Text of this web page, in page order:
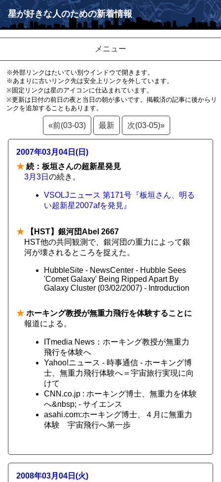
星が好きな人のための新着情報
メニュー
※外部リンクはたいてい別ウインドウで開きます。
※あまりに古いリンク先は安全上リンクを外しています。
※固定リンクは星のアイコンに仕込まれています。
※更新は日付の前日の夜と当日の朝が多いです。掲載済の記事に後からリ
ンクを追加することもあります。
«前(03-03) 最新 次(03-05)»
2007年03月04日(日)
★ 続：板垣さんの超新星発見
3月3日 の続き。
VSOLJニュース 第171号『板垣さん、明る
い超新星2007afを発見』
★ 【HST】銀河団Abel 2667
HST他の共同観測で、銀河団の重力によって銀
河が壊されるところを捉えた。
HubbleSite - NewsCenter - Hubble Sees
'Comet Galaxy' Being Ripped Apart By
Galaxy Cluster (03/02/2007) - Introduction
★ ホーキング教授が無重力飛行を体験することに
報道による。
ITmedia News：ホーキング教授が無重力
飛行を体験へ
Yahoo!ニュース - 時事通信 - ホーキング博
士、無重力飛行体験へ＝宇宙旅行実現に向
けて
CNN.co.jp : ホーキング博士、無重力を体験
へ&nbsp; - サイエンス
asahi.com:ホーキング博士、４月に無重力
体験 宇宙飛行へ第一歩
2008年03月04日(火)